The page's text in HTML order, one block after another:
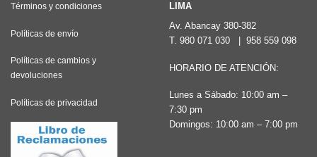
de
producto
pueden
elegir
en
página
de
Términos y condiciones
Políticas de envío
Políticas de cambios y
devoluciones
Políticas de privacidad
LIMA
Av. Abancay 380-382
T. 980 071 030 958 559 098
HORARIO DE ATENCIÓN:
Lunes a Sábado: 10:00 am –
7:30 pm
Domingos: 10:00 am – 7:00 pm